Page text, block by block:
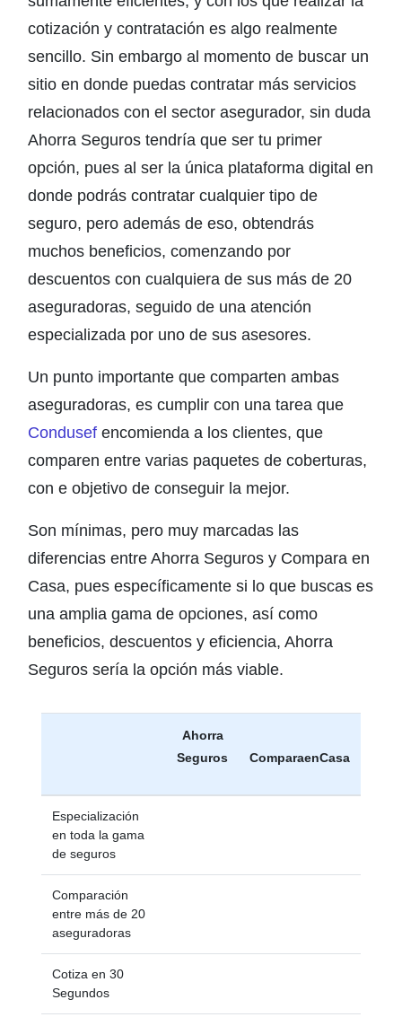
cotización y contratación es algo realmente
sencillo. Sin embargo al momento de buscar un
sitio en donde puedas contratar más servicios
relacionados con el sector asegurador, sin duda
Ahorra Seguros tendría que ser tu primer
opción, pues al ser la única plataforma digital en
donde podrás contratar cualquier tipo de
seguro, pero además de eso, obtendrás
muchos beneficios, comenzando por
descuentos con cualquiera de sus más de 20
aseguradoras, seguido de una atención
especializada por uno de sus asesores.
Un punto importante que comparten ambas
aseguradoras, es cumplir con una tarea que
Condusef encomienda a los clientes, que
comparen entre varias paquetes de coberturas,
con e objetivo de conseguir la mejor.
Son mínimas, pero muy marcadas las
diferencias entre Ahorra Seguros y Compara en
Casa, pues específicamente si lo que buscas es
una amplia gama de opciones, así como
beneficios, descuentos y eficiencia, Ahorra
Seguros sería la opción más viable.
Ahorra
Seguros
ComparaenCasa
Especialización
en toda la gama
de seguros
Comparación
entre más de 20
aseguradoras
Cotiza en 30
Segundos